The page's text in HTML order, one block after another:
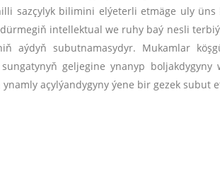
sazçylyk bilimini elýeterli etmäge uly
intellektual we ruhy baý nesli
aýdyň subutnamasydyr. Mukamlar
geljegine ynanyp
açylýandygyny ýene bir gezek subut